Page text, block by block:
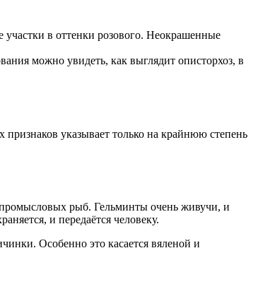
в оттенки розового. Неокрашенные
можно увидеть, как выглядит описторхоз, в
указывает только на крайнюю степень
рыб. Гельминты очень живучи, и
и передаётся человеку.
Особенно это касается вяленой и